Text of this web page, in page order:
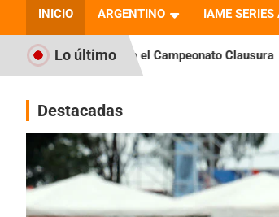
Revista
Karting en
INICIO ARGENTINO IAME
Lo último
el Campeonato Clausura
Destacadas